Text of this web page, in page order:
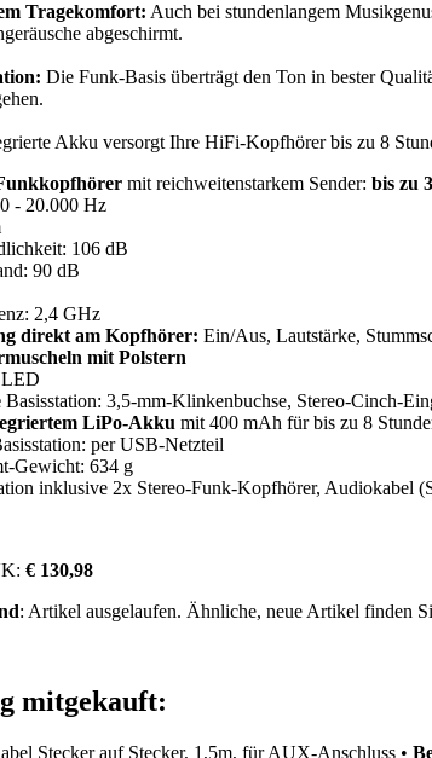
Tragekomfort: Auch bei stundenlangem
abgeschirmt.
Die Funk-Basis überträgt den Ton in bester
Akku versorgt Ihre HiFi-Kopfhörer bis zu 8
mit reichweitenstarkem Sender: bis zu
- 20.000 Hz
106 dB
90 dB
2,4 GHz
direkt am Kopfhörer: Ein/Aus, Lautstärke,
mit Polstern
LED
Basisstation: 3,5-mm-Klinkenbuchse, Stereo-Cinch-
LiPo-Akku mit 400 mAh für bis zu 8
per USB-Netzteil
Gewicht: 634 g
inklusive 2x Stereo-Funk-Kopfhörer, Audiokabel
€ 130,98
: Artikel ausgelaufen. Ähnliche, neue Artikel finden
mitgekauft:
Stecker auf Stecker, 1,5m, für AUX-Anschluss •